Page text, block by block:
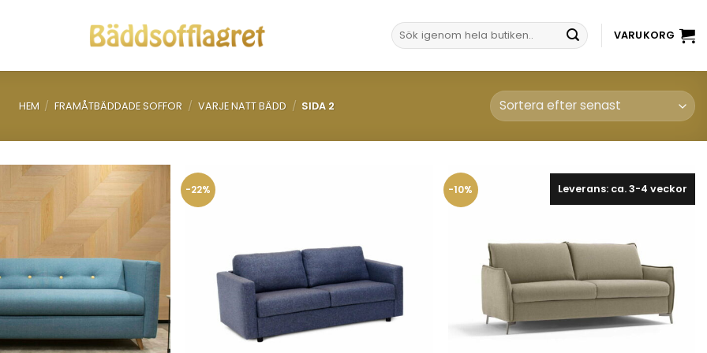
Sök
efter:
VARUKORG
HEM / FRAMÅTBÄDDADE SOFFOR / VARJE NATT BÄDD / SIDA 2
-22% -10% Leverans: ca. 3-4 veckor